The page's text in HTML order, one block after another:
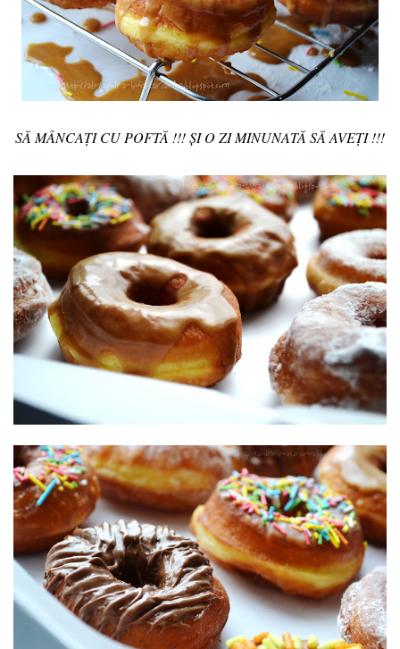
SĂ MÂNCAȚI CU POFTĂ !!! ȘI O ZI MINUNATĂ SĂ AVEȚI !!!